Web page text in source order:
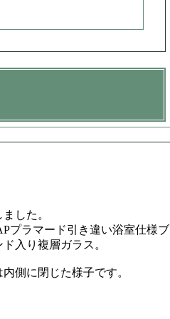
した。
プラマード引き違い浴室仕様ブ
ド入り複層ガラス。
側に閉じた様子です。